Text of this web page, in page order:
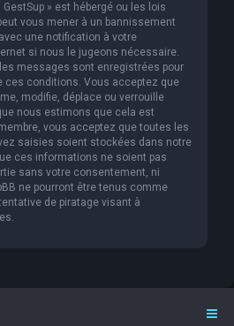
GestSup » est hébergé ou les lois
vous mener à un bannissement
une notification à votre
si nous le jugeons nécessaire.
messages sont enregistrées pour
ces conditions. Vous acceptez que
modifie, déplace ou verrouille
nous estimons que cela est
vous acceptez que toutes les
saisies soient stockées dans notre
ces informations ne soient pas
sans votre consentement, ni
ne pourront être tenus comme
de piratage visant à